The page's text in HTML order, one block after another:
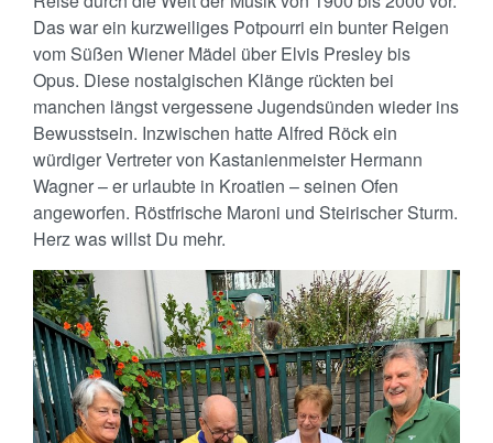
Das war ein kurzweiliges Potpourri ein bunter Reigen
vom Süßen Wiener Mädel über Elvis Presley bis
Opus. Diese nostalgischen Klänge rückten bei
manchen längst vergessene Jugendsünden wieder ins
Bewusstsein. Inzwischen hatte Alfred Röck ein
würdiger Vertreter von Kastanienmeister Hermann
Wagner – er urlaubte in Kroatien – seinen Ofen
angeworfen. Röstfrische Maroni und Steirischer Sturm.
Herz was willst Du mehr.